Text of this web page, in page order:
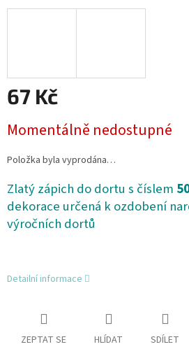
67 Kč
cena:
Momentálně nedostupné
Položka byla vyprodána…
Zlatý zápich do dortu s číslem
dekorace určená k ozdobení
výročních dortů
Detailní informace
ZEPTAT SE HLÍDAT SDÍLET